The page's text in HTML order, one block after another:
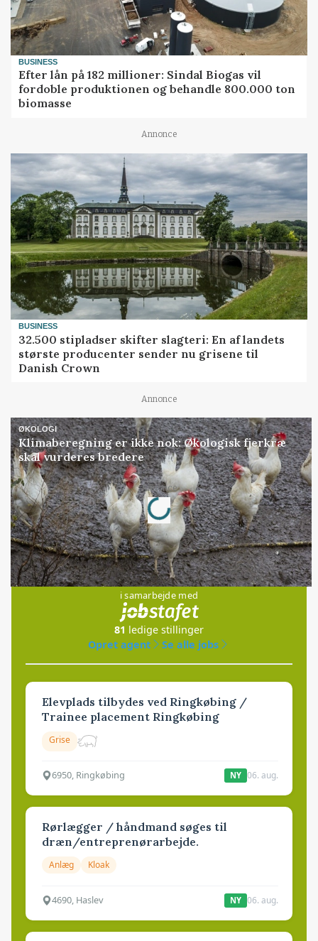
BUSINESS
Efter lån på 182 millioner: Sindal Biogas vil
fordoble produktionen og behandle 800.000 ton
biomasse
Annonce
BUSINESS
32.500 stipladser skifter slagteri: En af landets
største producenter sender nu grisene til
Danish Crown
Annonce
ØKOLOGI
Klimaberegning er ikke nok: Økologisk fjerkræ
skal vurderes bredere
Annonce
Loading...
Jobs
i samarbejde med
81 ledige stillinger
Opret agent
Se alle jobs
Elevplads tilbydes ved Ringkøbing /
Trainee placement Ringkøbing
Grise
6950, Ringkøbing NY 06. aug.
Rørlægger / håndmand søges til
dræn/entreprenørarbejde.
Anlæg Kloak
4690, Haslev NY 06. aug.